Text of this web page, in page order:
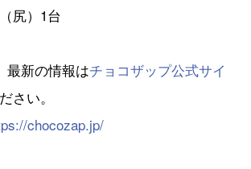
尻）1台
最新の情報はチョコザップ公式サイ
さい。
chocozap.jp/